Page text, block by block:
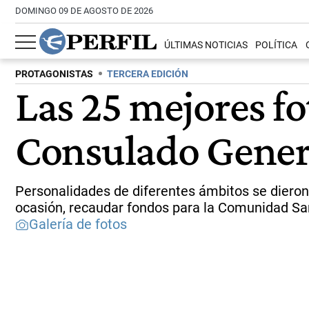
DOMINGO 09 DE AGOSTO DE 2026
ÚLTIMAS NOTICIAS POLÍTICA
PROTAGONISTAS TERCERA EDICIÓN
Las 25 mejores
Consulado
Personalidades de diferentes ámbitos se
ocasión, recaudar fondos para la Comunidad
Galería de fotos